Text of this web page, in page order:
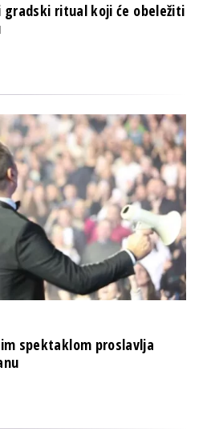
gradski ritual koji će obeležiti
spektaklom proslavlja